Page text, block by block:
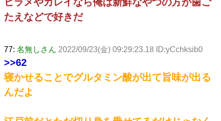
たえなどで好きだ
77: 名無しさん 2022/09/23(金) 09:29:23.18 ID:yCchksib0
>>62
寝かせることでグルタミン酸が出て旨味が出る
んだよ